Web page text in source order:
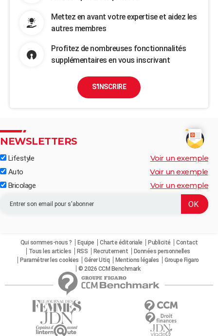
Mettez en avant votre expertise et aidez les
autres membres
Profitez de nombreuses fonctionnalités
supplémentaires en vous inscrivant
S'INSCRIRE
NEWSLETTERS
Lifestyle Voir un exemple
Auto Voir un exemple
Bricolage Voir un exemple
Qui sommes-nous ? Equipe Charte éditoriale Publicité
Contact
Tous les articles
RSS Recrutement
Données personnelles
Paramétrer les cookies
Gérer Utiq Mentions légales
Groupe Figaro
© 2026 CCM Benchmark